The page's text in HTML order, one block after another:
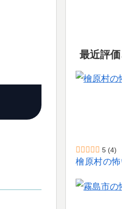
最近評
5 (4)
檜原村の